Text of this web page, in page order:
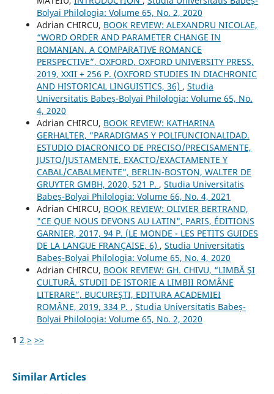
Bolyai Philologia: Volume 65, No. 2, 2020
Adrian CHIRCU, BOOK REVIEW: ALEXANDRU NICOLAE,
“WORD ORDER AND PARAMETER CHANGE IN
ROMANIAN. A COMPARATIVE ROMANCE
PERSPECTIVE”, OXFORD, OXFORD UNIVERSITY PRESS,
2019, XXII + 256 P. (OXFORD STUDIES IN DIACHRONIC
AND HISTORICAL LINGUISTICS, 36) , Studia
Universitatis Babeș-Bolyai Philologia: Volume 65, No.
4, 2020
Adrian CHIRCU, BOOK REVIEW: KATHARINA
GERHALTER, "PARADIGMAS Y POLIFUNCIONALIDAD.
ESTUDIO DIACRONICO DE PRECISO/PRECISAMENTE,
JUSTO/JUSTAMENTE, EXACTO/EXACTAMENTE Y
CABAL/CABALMENTE", BERLIN-BOSTON, WALTER DE
GRUYTER GMBH, 2020, 521 P. , Studia Universitatis
Babeș-Bolyai Philologia: Volume 66, No. 4, 2021
Adrian CHIRCU, BOOK REVIEW: OLIVIER BERTRAND,
"CE QUE NOUS DEVONS AU LATIN", PARIS, ÉDITIONS
GARNIER, 2017, 94 P. (LE MONDE - LES PETITS GUIDES
DE LA LANGUE FRANÇAISE, 6) , Studia Universitatis
Babeș-Bolyai Philologia: Volume 65, No. 4, 2020
Adrian CHIRCU, BOOK REVIEW: GH. CHIVU, “LIMBĂ ŞI
CULTURĂ. STUDII DE ISTORIE A LIMBII ROMÂNE
LITERARE”, BUCUREŞTI, EDITURA ACADEMIEI
ROMÂNE, 2019, 334 P. , Studia Universitatis Babeș-
Bolyai Philologia: Volume 65, No. 2, 2020
1 2 > >>
Similar Articles